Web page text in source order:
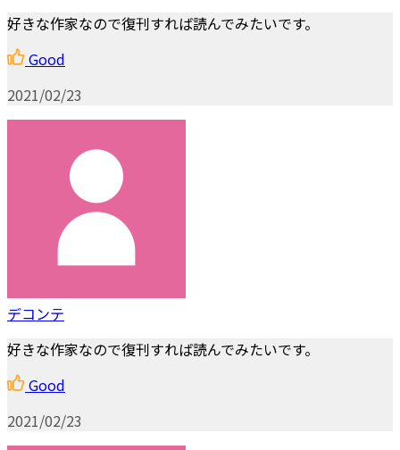
好きな作家なので復刊すれば読んでみたいです。
Good
2021/02/23
デコンテ
好きな作家なので復刊すれば読んでみたいです。
Good
2021/02/23